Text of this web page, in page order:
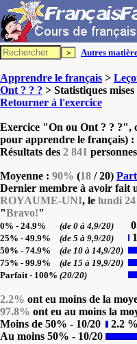
Autres
Apprendre le français >
Ont ? ? ? > Statistiques
Retourner à l'exercice
Exercice "On ou Ont ? ? ?",
pour apprendre le français) :
Résultats des 2 841
Moyenne : 90% (18 / 20)
Dernier membre à avoir fait
ROYAUME-UNI, le lundi
"Bravo!"
0% - 24.9% (de 0 à 4,9/20)
25% - 49.9% (de 5 à 9,9/20)
50% - 74.9% (de 10 à 14,9/20)
75% - 99.9% (de 15 à 19,9/20)
Parfait - 100% (20/20)
2.2% ont eu moins de la
97.8% ont eu au moins la
Moins de 50% - 10/20
2.2 %
Au moins 50% - 10/20